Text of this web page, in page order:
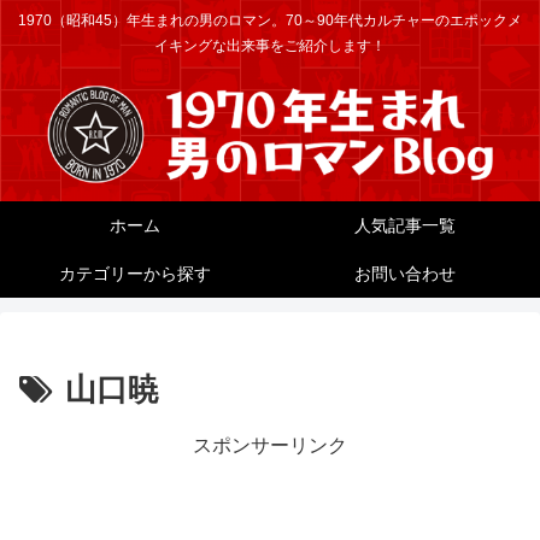
1970（昭和45）年生まれの男のロマン。70～90年代カルチャーのエポックメ
イキングな出来事をご紹介します！
ホーム 人気記事一覧
カテゴリーから探す お問い合わせ
山口暁
スポンサーリンク